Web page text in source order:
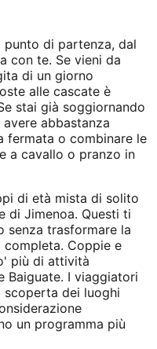
di partenza, dal
con te. Se vieni da
di un giorno
alle cascate è
stai già soggiornando
abbastanza
fermata o combinare le
a cavallo o pranzo in
di età mista di solito
di Jimenoa. Questi ti
senza trasformare la
Coppie e
più di attività
Baiguate. I viaggiatori
scoperta dei luoghi
un programma più